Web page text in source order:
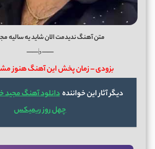
متن آهنگ ندیدمت الان شاید یه سالیه
──♭──
بزودی – زمان پخش این آهنگ هنوز
دیگر آثار این خوانندهدانلود آهنگ مجید
چهل روز ریمیکس